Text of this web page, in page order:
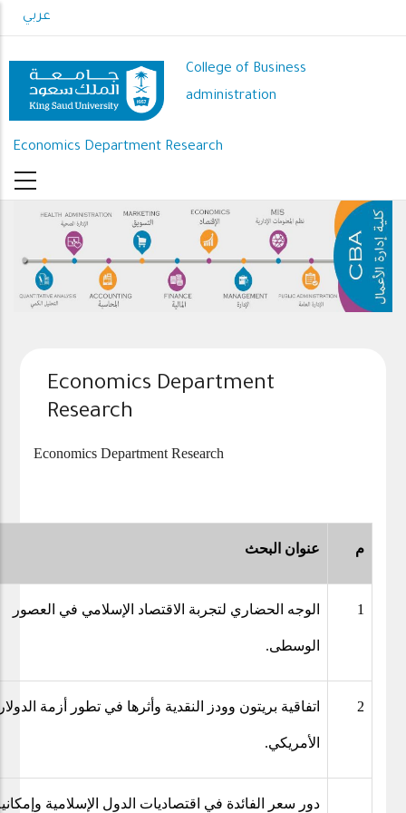
to
content
عربي
College of Business
administration
Economics Department Research
Economics Department
Research
Economics Department Research
م عنوان البحث
1 الوجه الحضاري لتجربة الاقتصاد الإسلامي في العصور
الوسطى.
2 اتفاقية بريتون وودز النقدية وأثرها في تطور أزمة
الأمريكي.
دور سعر الفائدة في اقتصاديات الدول الإسلامية